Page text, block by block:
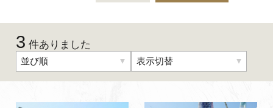
お知らせ
動画を見る
パンフレットダウンロード
写真ダウンロード
3 件ありました
並び順 表示切替